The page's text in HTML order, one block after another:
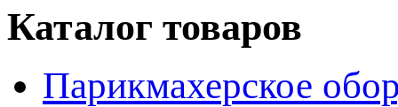
Каталог товаров
Парикмахерское